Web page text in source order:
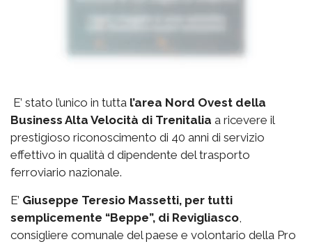
E’ stato l’unico in tutta l’area Nord Ovest della
Business Alta Velocità di Trenitalia a ricevere il
prestigioso riconoscimento di 40 anni di servizio
effettivo in qualità d dipendente del trasporto
ferroviario nazionale.
E’ Giuseppe Teresio Massetti, per tutti
semplicemente “Beppe”, di Revigliasco
consigliere comunale del paese e volontario della Pro